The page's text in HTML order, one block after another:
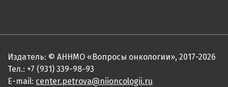
Издатель: © АННМО «Вопросы онкологии», 2017-2026
Тел.: +7 (931) 339-98-93
E-mail: center.petrova@niioncologii.ru